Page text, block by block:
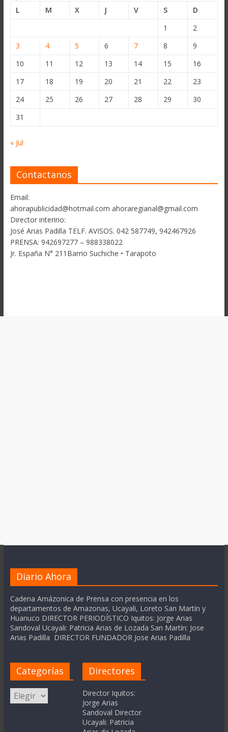
L
M X J V S
D
1
2
3
4 5 6 7 8
9
10
11 12 13 14 15
16
17
18 19 20 21 22
23
24
25 26 27 28 29
30
31
« Jul
Contactanos
Email:
ahorapublicidad@hotmail.com ahoraregianal@gmail.com
Director interino:
José Arias Padilla TELF. AVISOS. 042 587749, 942467926
PRENSA: 942697277 – 988338022
Jr. España N° 211Barrio Suchiche • Tarapoto
Diario Ahora
Cadena Amázonica de Prensa con presencia en los
departamentos de Amazonas, Ucayali, Loreto San Martín y
Huanuco DIRECTOR PERIODÍSTICO Iquitos: Jorge Arias
Sandoval Ucayali: Patricia Arias de Lozada San Martín: Jose
Arias Padilla DIRECTOR FUNDADOR Jose Arias Padilla
Categorías
Categorías
Directores
Director Iquitos:
Jorge Arias
Sandoval Director
Ucayali: Patricia